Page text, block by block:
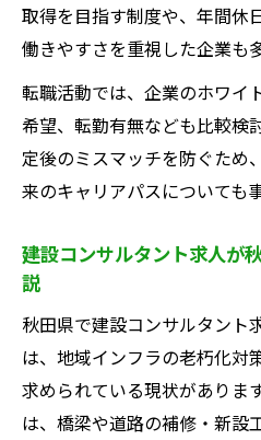
取得を目指す制度や、年間休
働きやすさを重視した企業も
転職活動では、企業のホワイ
希望、転勤有無なども比較検
定後のミスマッチを防ぐため
来のキャリアパスについても
建設コンサルタント求人が
説
秋田県で建設コンサルタント
は、地域インフラの老朽化対
求められている現状がありま
は、橋梁や道路の補修・新設